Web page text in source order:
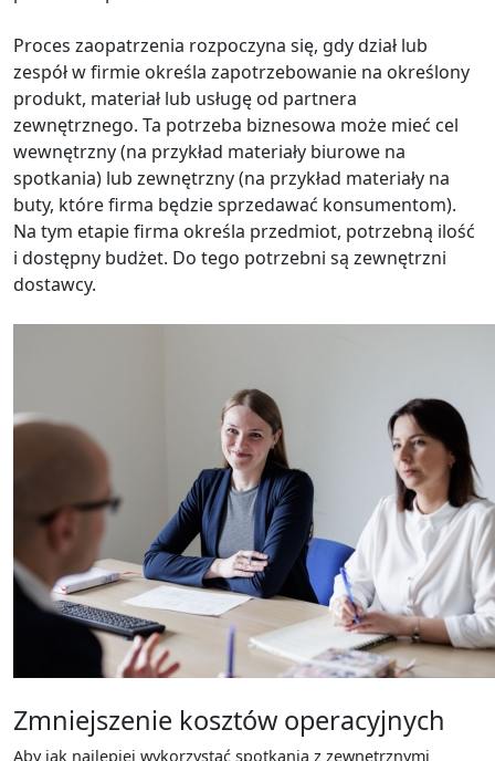
Proces zaopatrzenia rozpoczyna się, gdy dział lub
zespół w firmie określa zapotrzebowanie na określony
produkt, materiał lub usługę od partnera
zewnętrznego. Ta potrzeba biznesowa może mieć cel
wewnętrzny (na przykład materiały biurowe na
spotkania) lub zewnętrzny (na przykład materiały na
buty, które firma będzie sprzedawać konsumentom).
Na tym etapie firma określa przedmiot, potrzebną ilość
i dostępny budżet. Do tego potrzebni są zewnętrzni
dostawcy.
Zmniejszenie kosztów operacyjnych
Aby jak najlepiej wykorzystać spotkania z zewnętrznymi